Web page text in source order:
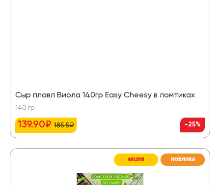
Сыр плавл Виола 140гр Easy Cheesy в ломтиках
140 гр
139.90₽ 185.5₽ -25%
АКЦИЯ НОВИНКА